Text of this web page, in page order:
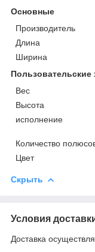
Основные
Производитель
Длина
Ширина
Пользовательские
Вес
Высота
исполнение
Количество
Цвет
Скрыть
Условия
Доставка